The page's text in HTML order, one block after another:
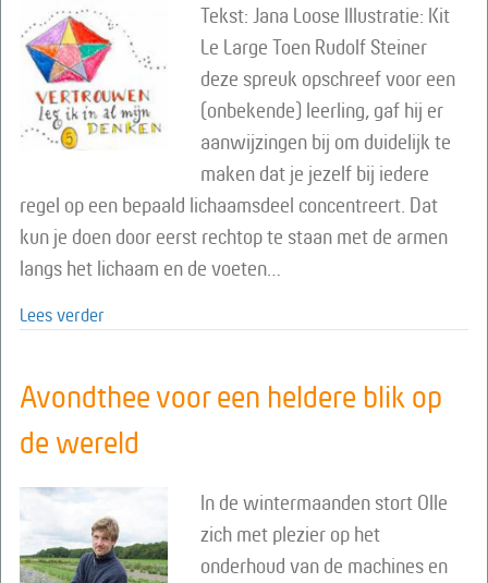
Tekst: Jana Loose Illustratie: Kit
Le Large Toen Rudolf Steiner
deze spreuk opschreef voor een
(onbekende) leerling, gaf hij er
aanwijzingen bij om duidelijk te
maken dat je jezelf bij iedere
regel op een bepaald lichaamsdeel concentreert. Dat
kun je doen door eerst rechtop te staan met de armen
langs het lichaam en de voeten…
Lees verder
Avondthee voor een heldere blik op
de wereld
In de wintermaanden stort Olle
zich met plezier op het
onderhoud van de machines en